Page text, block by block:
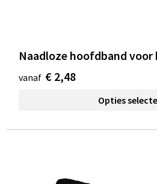
Naadloze hoofdband voor
vanaf € 2,48
Opties